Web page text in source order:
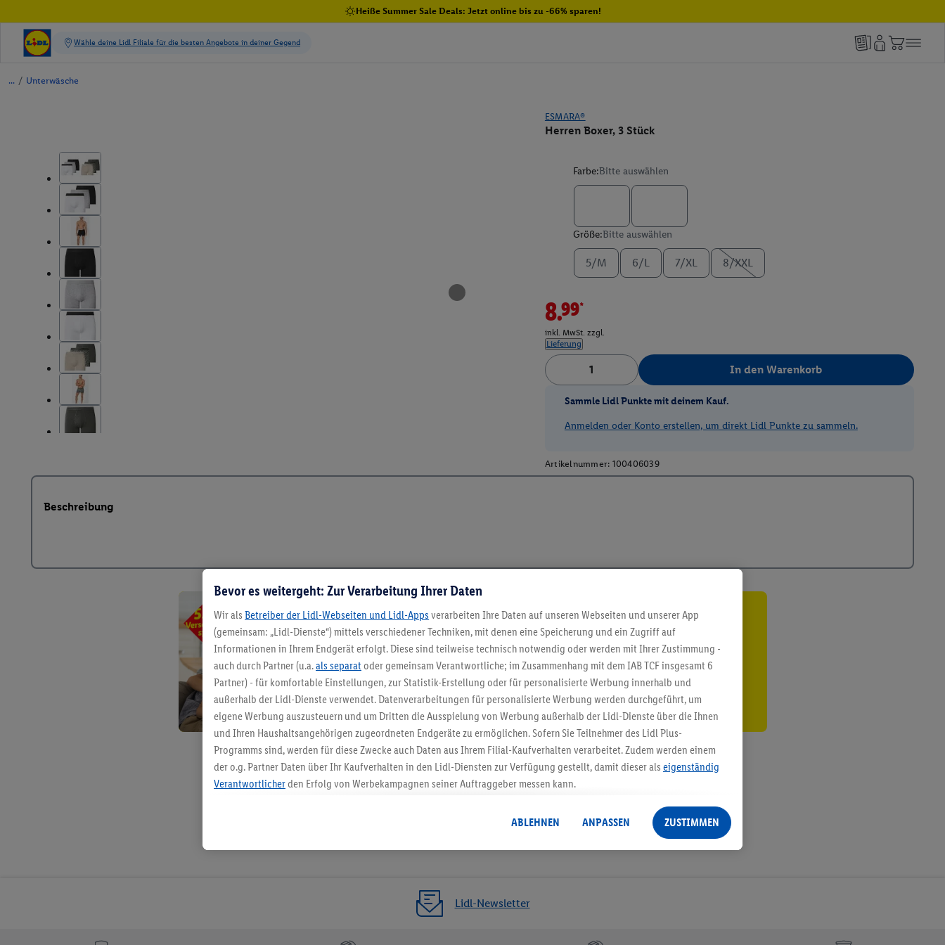
Heiße Summer Sale Deals: Jetzt online bis zu -66% sparen!
/ Unterwäsche
ESMARA®
Herren Boxer, 3 Stück
Farbe:Bitte auswählen
Größe:Bitte auswählen
5/M 6/L 7/XL 8/XXL
8.99*
inkl. MwSt. zzgl.
Lieferung
In den Warenkorb
Sammle Lidl Punkte mit deinem Kauf.
Anmelden oder Konto erstellen, um direkt Lidl Punkte zu sammeln.
Artikelnummer: 100406039
Beschreibung
5.95 € Versand sparen³²ᵃ
Jetzt zum Newsletter anmelden
Gutschein sichern!
Lidl-Newsletter
Bevor es weitergeht: Zur Verarbeitung Ihrer Daten
Wir als Betreiber der Lidl-Webseiten und Lidl-Apps verarbeiten Ihre Daten auf unseren Webseiten und unserer App
(gemeinsam: „Lidl-Dienste“) mittels verschiedener Techniken, mit denen eine Speicherung und ein Zugriff auf
Informationen in Ihrem Endgerät erfolgt. Diese sind teilweise technisch notwendig oder werden mit Ihrer Zustimmung -
auch durch Partner (u.a.als separat oder gemeinsam Verantwortliche; im Zusammenhang mit dem IAB TCF insgesamt 6
Partner) - für komfortable Einstellungen, zur Statistik-Erstellung oder für personalisierte Werbung innerhalb und
außerhalb der Lidl-Dienste verwendet. Datenverarbeitungen für personalisierte Werbung werden durchgeführt, um
eigene Werbung auszusteuern und um Dritten die Ausspielung von Werbung außerhalb der Lidl-Dienste über die Ihnen
und Ihren Haushaltsangehörigen zugeordneten Endgeräte zu ermöglichen. Sofern Sie Teilnehmer des Lidl Plus-
Programms sind, werden für diese Zwecke auch Daten aus Ihrem Filial-Kaufverhalten verarbeitet. Zudem werden einem
der o.g. Partner Daten über Ihr Kaufverhalten in den Lidl-Diensten zur Verfügung gestellt, damit dieser als eigenständig
Verantwortlicherden Erfolg von Werbekampagnen seiner Auftraggeber messen kann.
angereicherten Profilen. Dies umfasst die Zusammenführung von Daten (z.B. über Ihre Nutzung der Lidl-Dienste, Ihr
Kaufverhalten in den Lidl-Diensten, Informationen aus Ihrem Kundenkonto - z.B. Alter oder Geschlecht - sowie Ihre
genauen Standortdaten) auch über verschiedene Endgeräte und Lidl-Dienste hinweg einschließlich dem Speichern von
Erfolgsmessung der Werbung, zur Zielgruppenforschung, zur Entwicklung von Angeboten sowie zur technischen
Sicherung und Optimierung dieser Werbeausspielungen.
ABLEHNEN ANPASSEN ZUSTIMMEN